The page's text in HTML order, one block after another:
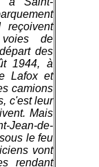
de
des
1944, à
Lafox et
camions
c'est leur
Mais
Jean-de-
le feu
vont
rendant